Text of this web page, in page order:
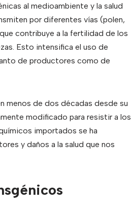
al medioambiente y la salud
por diferentes vías (polen,
contribuye a la fertilidad de los
Esto intensifica el uso de
de productores como de
menos de dos décadas desde su
modificado para resistir a los
importados se ha
y daños a la salud que nos